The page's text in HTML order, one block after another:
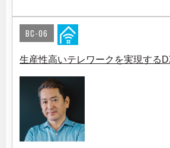
BC-06
生産性高いテレワークを実現する